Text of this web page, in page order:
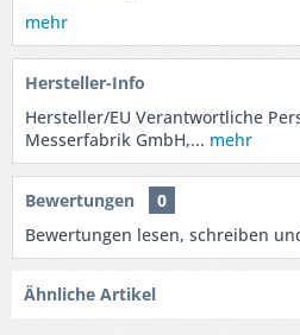
mehr
Hersteller-Info
Hersteller/EU Verantwortliche
Messerfabrik GmbH,... mehr
Bewertungen
0
Bewertungen lesen, schreiben
Ähnliche Artikel